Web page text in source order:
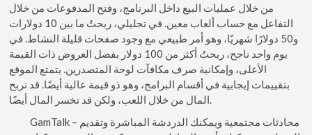
من خلال عمليات البيع داخل البرنامج، وفتح المدفوعات من خلال
التفاعل مع حساب ألعاب معين. في تحليلي، ربحتُ ما بين 10 دولارات
و50 دولارًا شهريًا، وهو أمر طبيعي مع وجود صفحات قليلة النشاط. في
يوم واحد ناجح، ربحتُ أكثر من 100 دولار بفضل العروض ذات القيمة
الأعلى، وإمكانية صرف مكافآت لوحة المتصدرين. يتمتع الموقع
بتقييمات إيجابية في أقسام البرامج، وهو ذو قيمة عالية أيضًا. قد تربح
GamTalk – محادثات مجتمعية ويمكنك الدردشة المباشرة وتقديم